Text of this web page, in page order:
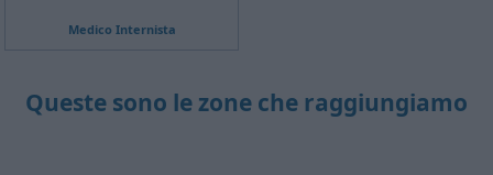
Medico Internista
Queste sono le zone che raggiungiamo